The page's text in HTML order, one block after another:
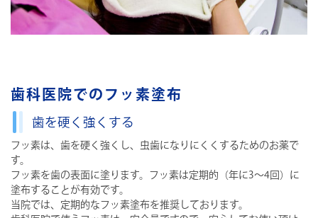
歯科医院でのフッ素塗布
歯を硬く強くする
フッ素は、歯を硬く強くし、虫歯になりにくくするためのお薬で
す。
フッ素を歯の表面に塗ります。フッ素は定期的（年に3～4回）に
塗布することが有効です。
当院では、定期的なフッ素塗布を推奨しております。